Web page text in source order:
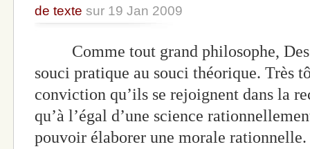
de texte sur 19 Jan 2009
Comme tout grand philosophe,
souci pratique au souci théorique. Très
conviction qu’ils se rejoignent dans la
qu’à l’égal d’une science
pouvoir élaborer une morale